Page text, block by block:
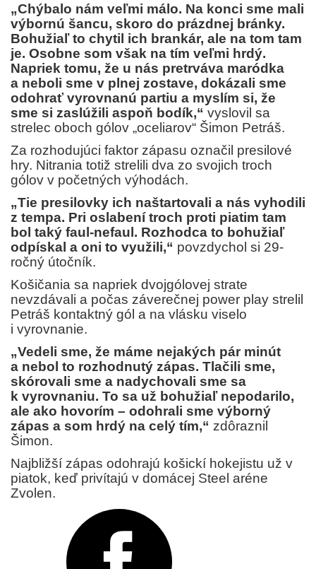
„Chýbalo nám veľmi málo. Na konci sme mali
výbornú šancu, skoro do prázdnej bránky.
Bohužiaľ to chytil ich brankár, ale na tom tam
je. Osobne som však na tím veľmi hrdý.
Napriek tomu, že u nás pretrváva maródka
a neboli sme v plnej zostave, dokázali sme
odohrať vyrovnanú partiu a myslím si, že
sme si zaslúžili aspoň bodík,“ vyslovil sa
strelec oboch gólov „oceliarov“ Šimon Petráš.
Za rozhodujúci faktor zápasu označil presilové
hry. Nitrania totiž strelili dva zo svojich troch
gólov v početných výhodách.
„Tie presilovky ich naštartovali a nás vyhodili
z tempa. Pri oslabení troch proti piatim tam
bol taký faul-nefaul. Rozhodca to bohužiaľ
odpískal a oni to využili,“ povzdychol si 29-
ročný útočník.
Košičania sa napriek dvojgólovej strate
nevzdávali a počas záverečnej power play strelil
Petráš kontaktný gól a na vlásku viselo
i vyrovnanie.
„Vedeli sme, že máme nejakých pár minút
a nebol to rozhodnutý zápas. Tlačili sme,
skórovali sme a nadychovali sme sa
k vyrovnaniu. To sa už bohužiaľ nepodarilo,
ale ako hovorím – odohrali sme výborný
zápas a som hrdý na celý tím,“ zdôraznil
Šimon.
Najbližší zápas odohrajú košickí hokejistu už v
piatok, keď privítajú v domácej Steel aréne
Zvolen.